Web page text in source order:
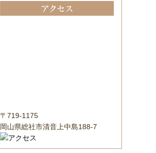
アクセス
〒719-1175
岡山県総社市清音上中島188-7